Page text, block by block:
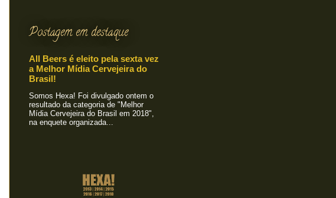
Postagem em destaque
All Beers é eleito pela sexta vez
a Melhor Mídia Cervejeira do
Brasil!
Somos Hexa! Foi divulgado ontem o
resultado da categoria de "Melhor
Mídia Cervejeira do Brasil em 2018",
na enquete organizada...